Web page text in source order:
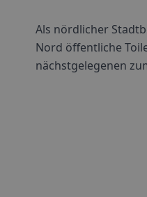
Als nördlicher
Nord öffentliche
nächstgelegenen